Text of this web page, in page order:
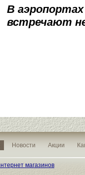
В
встречают
Новости Акции